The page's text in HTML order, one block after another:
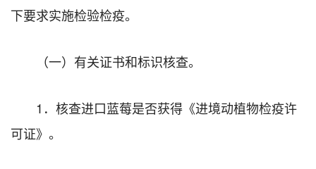
下要求实施检验检疫。
（一）有关证书和标识核查。
1．核查进口蓝莓是否获得《进境动植物检疫许
可证》。